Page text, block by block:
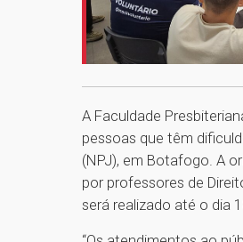
A Faculdade
pessoas que têm
(NPJ), em Botafogo. A
por professores de
será realizado até o dia